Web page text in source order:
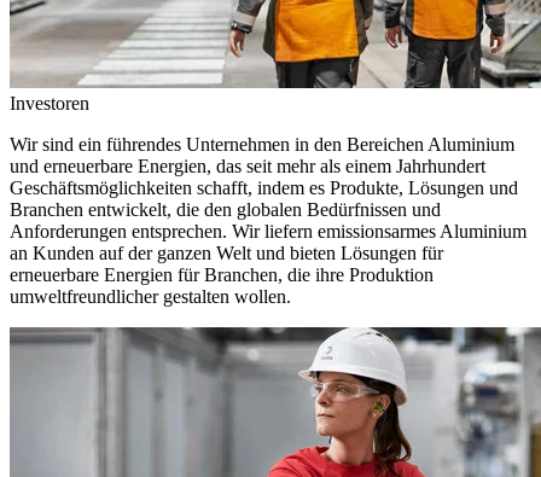
Investoren
Wir sind ein führendes Unternehmen in den Bereichen Aluminium
und erneuerbare Energien, das seit mehr als einem Jahrhundert
Geschäftsmöglichkeiten schafft, indem es Produkte, Lösungen und
Branchen entwickelt, die den globalen Bedürfnissen und
Anforderungen entsprechen. Wir liefern emissionsarmes Aluminium
an Kunden auf der ganzen Welt und bieten Lösungen für
erneuerbare Energien für Branchen, die ihre Produktion
umweltfreundlicher gestalten wollen.